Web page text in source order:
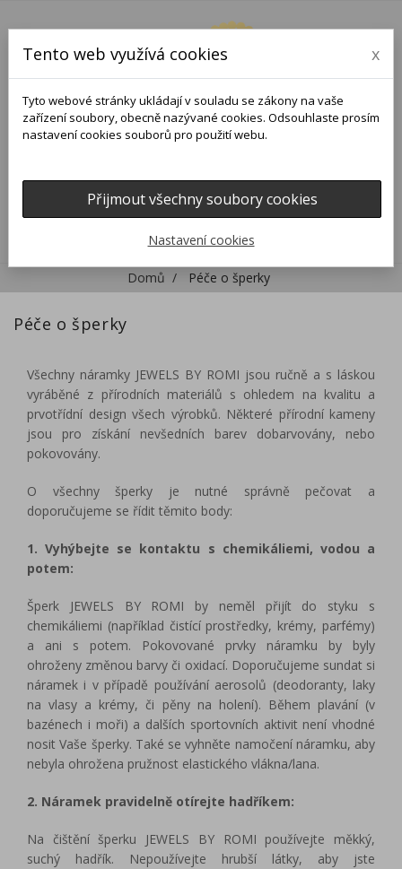
Domů Péče o šperky
Péče o šperky
Všechny náramky JEWELS BY ROMI jsou ručně a s láskou
vyráběné z přírodních materiálů s ohledem na kvalitu a
prvotřídní design všech výrobků. Některé přírodní kameny
jsou pro získání nevšedních barev dobarvovány, nebo
pokovovány.
O všechny šperky je nutné správně pečovat a
doporučujeme se řídit těmito body:
1. Vyhýbejte se kontaktu s chemikáliemi, vodou a
potem:
Šperk JEWELS BY ROMI by neměl přijít do styku s
chemikáliemi (například čistící prostředky, krémy, parfémy)
a ani s potem. Pokovované prvky náramku by byly
ohroženy změnou barvy či oxidací. Doporučujeme sundat si
náramek i v případě používání aerosolů (deodoranty, laky
na vlasy a krémy, či pěny na holení). Během plavání (v
bazénech i moři) a dalších sportovních aktivit není vhodné
nosit Vaše šperky. Také se vyhněte namočení náramku, aby
nebyla ohrožena pružnost elastického vlákna/lana.
2. Náramek pravidelně otírejte hadříkem:
Na čištění šperku JEWELS BY ROMI používejte měkký,
suchý hadřík. Nepoužívejte hrubší látky, aby jste
Tento web využívá cookies x
Tyto webové stránky ukládají v souladu se zákony na vaše
zařízení soubory, obecně nazývané cookies. Odsouhlaste prosím
nastavení cookies souborů pro použití webu.
Přijmout všechny soubory cookies
Nastavení cookies